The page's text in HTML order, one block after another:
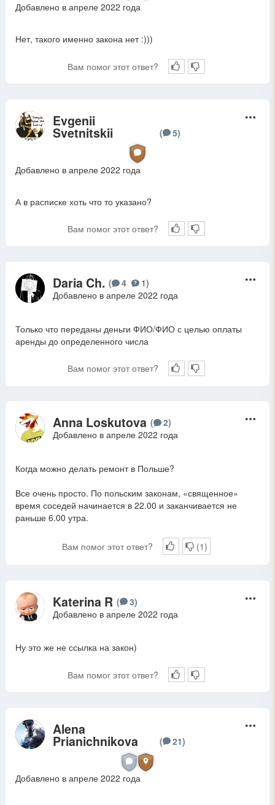
Добавлено в апреле 2022 года
Нет, такого именно закона нет :)))
Вам помог этот ответ?
E Evgenii
Svetnitskii ( 5)
Добавлено в апреле 2022 года
А в расписке хоть что то указано?
Вам помог этот ответ?
D Daria Ch. ( 4 1)
Добавлено в апреле 2022 года
Только что переданы деньги ФИО/ФИО с целью оплаты
аренды до определенного числа
Вам помог этот ответ?
A Anna Loskutova ( 2)
Добавлено в апреле 2022 года
Когда можно делать ремонт в Польше?
Все очень просто. По польским законам, «священное»
время соседей начинается в 22.00 и заканчивается не
раньше 6.00 утра.
Вам помог этот ответ? (1)
K Katerina R ( 3)
Добавлено в апреле 2022 года
Ну это же не ссылка на закон)
Вам помог этот ответ?
A Alena
Prianichnikova ( 21)
Добавлено в апреле 2022 года